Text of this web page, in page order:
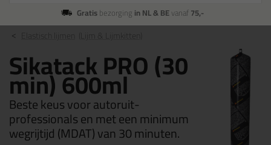
Gratisbezorging in NL & BEvanaf75,-
Sikatack PRO (30
min) 600ml
Beste keus voor autoruit-
professionals en met een minimum
wegrijtijd (MDAT) van 30 minuten.